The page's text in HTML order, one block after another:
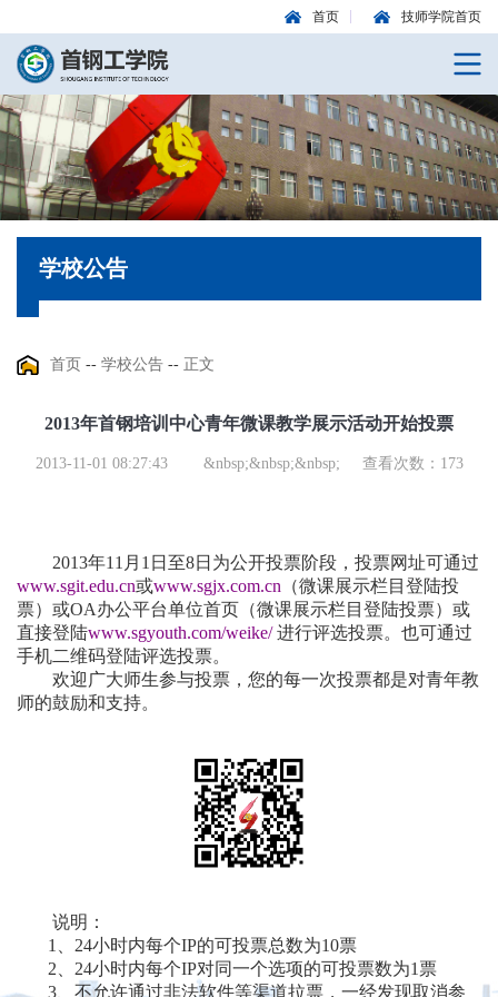
首页 技师学院首页
学校公告
首页 -- 学校公告 -- 正文
2013年首钢培训中心青年微课教学展示活动开始投票
2013-11-01 08:27:43 &nbsp;&nbsp;&nbsp; 查看次数： 173
2013年11 月1日至8日为公开投票阶段，投票网址可通过
www.sgit.edu.cn或www.sgjx.com.cn （微课展示栏目登陆投
票）或OA办公平台单位首页（微课展示栏目登陆投票）或
直接登陆www.sgyouth.com/weike/进行评选投票。也可通过
手机二维码登陆评选投票。
欢迎广大师生参与投票，您的每一次投票都是对青年教
师的鼓励和支持。
说明：
1、 24小时内每个IP的可投票总数为10票
2、 24小时内每个IP对同一个选项的可投票数为1票
3、不允许通过非法软件等渠道拉票，一经发现取消参